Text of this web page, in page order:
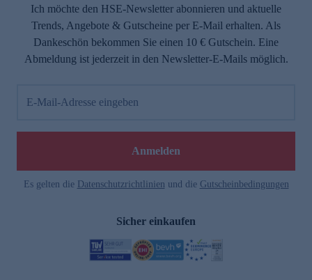
Ich möchte den HSE-Newsletter abonnieren und aktuelle
Trends, Angebote & Gutscheine per E-Mail erhalten. Als
Dankeschön bekommen Sie einen 10 € Gutschein. Eine
Abmeldung ist jederzeit in den Newsletter-E-Mails möglich.
E-Mail-Adresse eingeben
Anmelden
Es gelten die Datenschutzrichtlinien und die Gutscheinbedingungen
Sicher einkaufen